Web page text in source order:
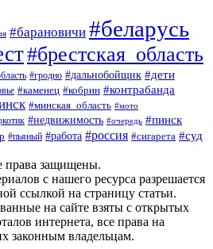
#барановичи #беларусь
#брестская_область
#гродно #дальнобойщик #дети
#каменец #кобрин #контрабанда
#минская_область #мото
#недвижимость #очередь #пинск
#пьяный #работа #россия #сигарета #суд
защищены.
с нашего ресурса разрешается
ссылкой на страницу статьи.
на сайте взяты с открытых
интернета, все права на
законным владельцам.